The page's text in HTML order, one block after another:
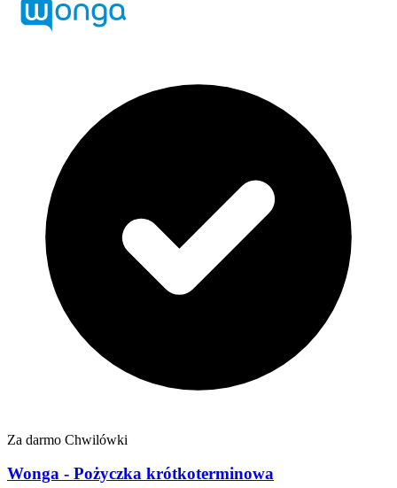
Za darmo Chwilówki
Wonga - Pożyczka krótkoterminowa